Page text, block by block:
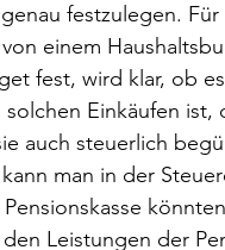
festzulegen.
einem
fest, wird klar, ob
Einkäufen
auch steuerlich
kann man in der
Leistungen der